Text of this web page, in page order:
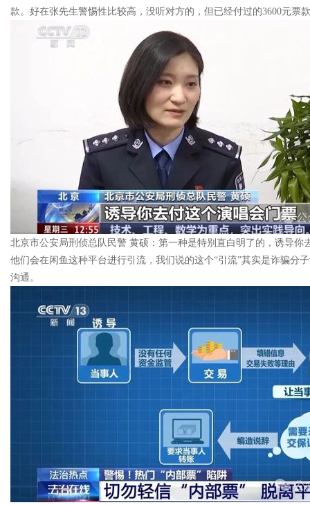
款。好在张先生警惕性比较高，没听对方的，但已经付过的3600元
北京市公安局刑侦总队民警 黄硕：第一种是特别直白明了的，诱导
他们会在闲鱼这种平台进行引流，我们说的这个“引流”其实是诈骗分
沟通。